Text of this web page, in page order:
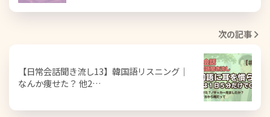
次の記事
【日常会話聞き流し13】韓国語リスニング｜
なんか痩せた？ 他2…